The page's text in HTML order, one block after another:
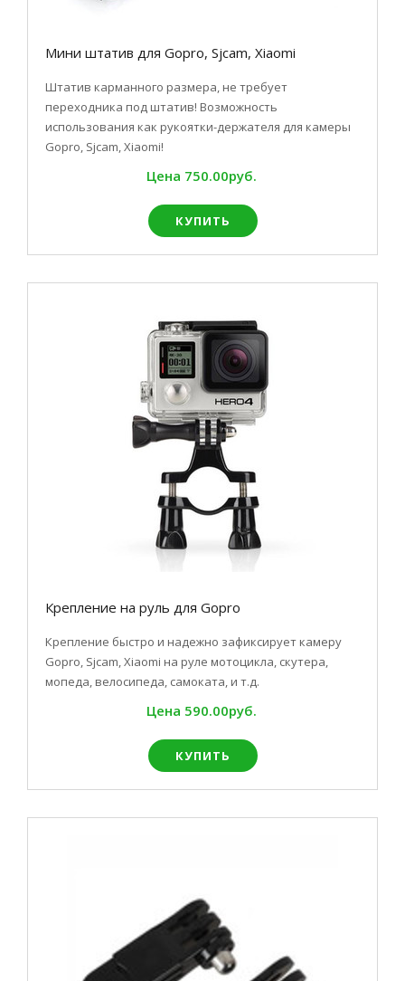
Мини штатив для Gopro, Sjcam, Xiaomi
Штатив карманного размера, не требует
переходника под штатив! Возможность
использования как рукоятки-держателя для камеры
Gopro, Sjcam, Xiaomi!
Цена 750.00руб.
КУПИТЬ
Крепление на руль для Gopro
Крепление быстро и надежно зафиксирует камеру
Gopro, Sjcam, Xiaomi на руле мотоцикла, скутера,
мопеда, велосипеда, самоката, и т.д.
Цена 590.00руб.
КУПИТЬ